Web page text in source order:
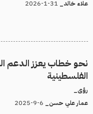
علاء خالد_
نحو خطاب يعزز الدعم
الفلسطينية
رؤى_
عمار علي حسن_